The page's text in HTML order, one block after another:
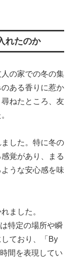
れたのか
の家での冬の集
ある香りに惹か
ねたところ、友
した。特に冬の
覚があり、まる
うな安心感を味
ました。
特定の場所や瞬
ており、「By
間を表現してい